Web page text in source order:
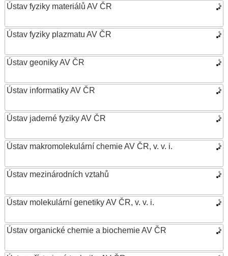
Ústav fyziky materiálů AV ČR
Ústav fyziky plazmatu AV ČR
Ústav geoniky AV ČR
Ústav informatiky AV ČR
Ústav jaderné fyziky AV ČR
Ústav makromolekulární chemie AV ČR, v. v. i.
Ústav mezinárodních vztahů
Ústav molekulární genetiky AV ČR, v. v. i.
Ústav organické chemie a biochemie AV ČR